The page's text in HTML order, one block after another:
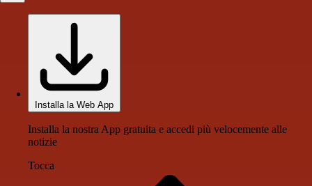
Installa la Web App
Installa la nostra App gratuita e accedi più velocemente alle
notizie
Tocca